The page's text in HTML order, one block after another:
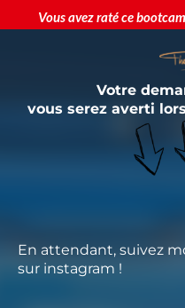
Vous avez raté ce
Votre
vous serez averti
En attendant, suivez
sur instagram !